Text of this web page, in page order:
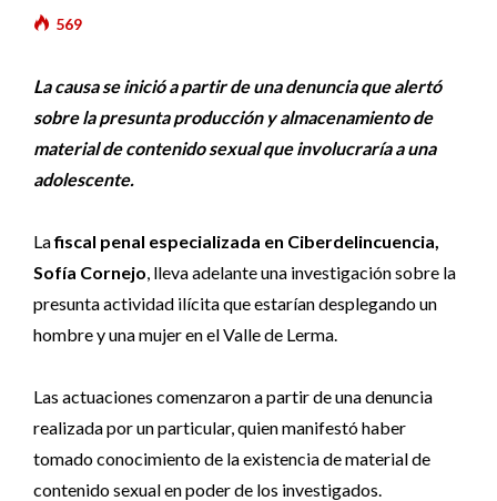
569
La causa se inició a partir de una denuncia que alertó
sobre la presunta producción y almacenamiento de
material de contenido sexual que involucraría a una
adolescente.
Lafiscal penal especializada en Ciberdelincuencia,
Sofía Cornejo, lleva adelante una investigación sobre la
presunta actividad ilícita que estarían desplegando un
hombre y una mujer en el Valle de Lerma.
Las actuaciones comenzaron a partir de una denuncia
realizada por un particular, quien manifestó haber
tomado conocimiento de la existencia de material de
contenido sexual en poder de los investigados.